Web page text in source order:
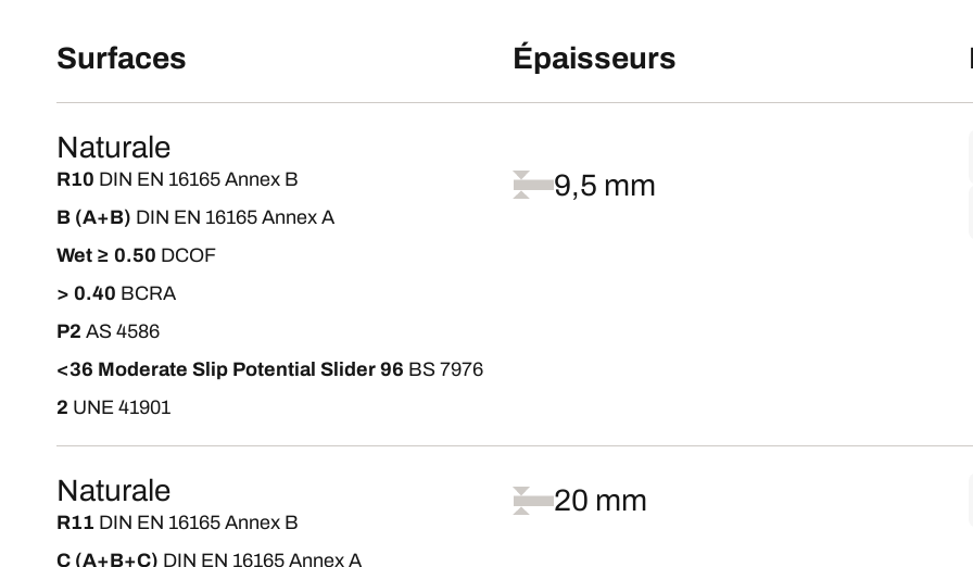
Surfaces Épaisseurs
Naturale
R10 DIN EN 16165 Annex B
B (A+B) DIN EN 16165 Annex A
Wet ≥ 0.50 DCOF
> 0.40 BCRA
P2 AS 4586
<36 Moderate Slip Potential Slider 96 BS 7976
2 UNE 41901
9,5 mm
Naturale
R11 DIN EN 16165 Annex B
C (A+B+C) DIN EN 16165 Annex A
20 mm